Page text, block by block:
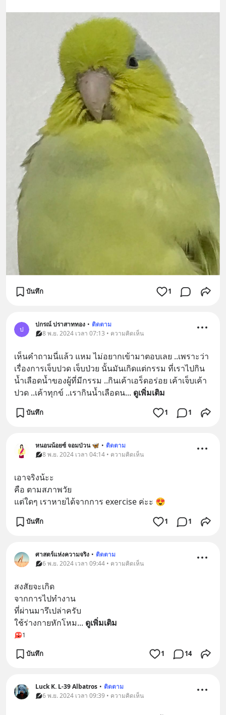
บันทึก 1
ป
ปกรณ์ ปราสาททอง • ติดตาม
8 พ.ย. 2024 เวลา 07:13 • ความคิดเห็น
เห็นคำถามนี่แล้ว แหม ไม่อยากเข้ามาตอบเลย ..เพราะว่า
เรื่องการเจ็บปวด เจ็บป่วย นั้นมันเกิดแต่กรรม ที่เราไปกิน
น้ำเลือดน้ำของผู้ที่มีกรรม ..กินเค้าเอร็ดอร่อย เค้าเจ็บเค้า
ปวด ..เค้าทุกข์ ..เรากินน้ำเลือดน... ดูเพิ่มเติม
บันทึก 1 1
หนอนน้อยซ์ จอมป่วน 🦋 • ติดตาม
8 พ.ย. 2024 เวลา 04:14 • ความคิดเห็น
เอาจริงน้ะะ
คือ ตามสภาพวัย
แต่ใดๆ เราหายได้จากการ exercise ค่ะะ 😍
บันทึก 1 1
ศาสตร์แห่งความจริง • ติดตาม
6 พ.ย. 2024 เวลา 09:44 • ความคิดเห็น
สงสัยจะเกิด
จากการไปทำงาน
ที่ผ่านมารึเปล่าครับ
ใช้ร่างกายหักโหม... ดูเพิ่มเติม
1
บันทึก 1 14
Luck K. L-39 Albatros • ติดตาม
6 พ.ย. 2024 เวลา 09:39 • ความคิดเห็น